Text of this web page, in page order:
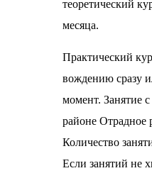
теоретический
месяца.
Практический
вождению сразу
момент. Занятие
районе Отрадное
Количество
Если занятий не